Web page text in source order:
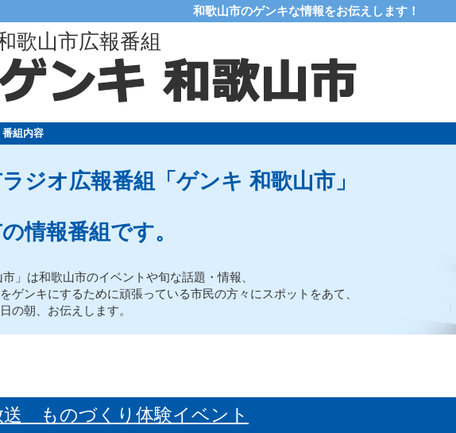
和歌山市のゲンキな情報をお伝えします！
歌山市広報番組
番組内容
ジオ広報番組「ゲンキ 和歌山市」
情報番組です。
市」は和歌山市のイベントや旬な話題・情報、
ゲンキにするために頑張っている市民の方々にスポットをあて、
の朝、お伝えします。
送 ものづくり体験イベント